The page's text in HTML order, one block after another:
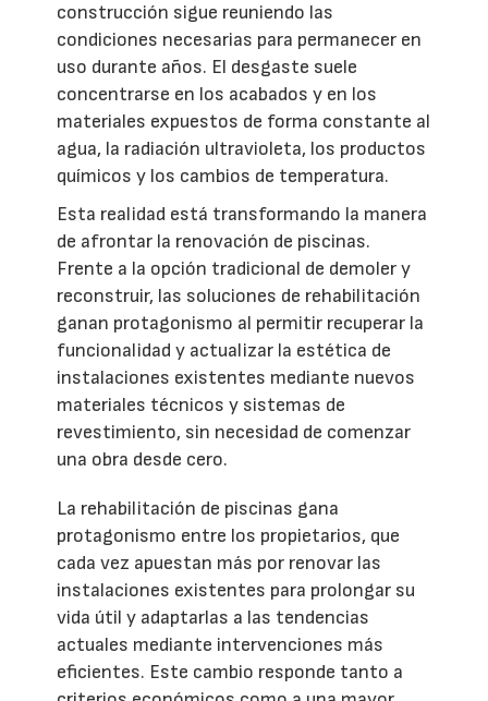
construcción sigue reuniendo las
condiciones necesarias para permanecer en
uso durante años. El desgaste suele
concentrarse en los acabados y en los
materiales expuestos de forma constante al
agua, la radiación ultravioleta, los productos
químicos y los cambios de temperatura.
Esta realidad está transformando la manera
de afrontar la renovación de piscinas.
Frente a la opción tradicional de demoler y
reconstruir, las soluciones de rehabilitación
ganan protagonismo al permitir recuperar la
funcionalidad y actualizar la estética de
instalaciones existentes mediante nuevos
materiales técnicos y sistemas de
revestimiento, sin necesidad de comenzar
una obra desde cero.
La rehabilitación de piscinas gana
protagonismo entre los propietarios, que
cada vez apuestan más por renovar las
instalaciones existentes para prolongar su
vida útil y adaptarlas a las tendencias
actuales mediante intervenciones más
eficientes. Este cambio responde tanto a